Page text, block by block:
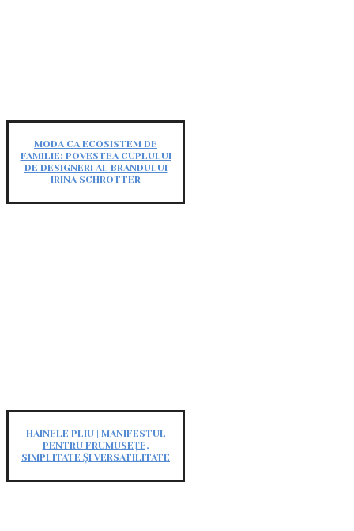
MODA CA ECOSISTEM DE
FAMILIE: POVESTEA CUPLULUI
DE DESIGNERI AL BRANDULUI
IRINA SCHROTTER
HAINELE PLIU | MANIFESTUL
PENTRU FRUMUSEȚE,
SIMPLITATE ȘI VERSATILITATE